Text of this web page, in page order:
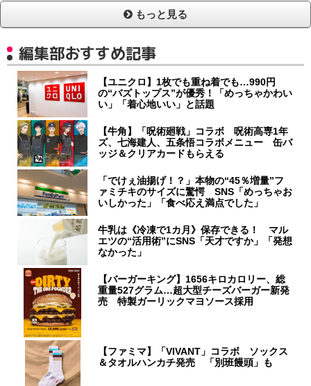
もっと見る
編集部おすすめ記事
【ユニクロ】1枚でも重ね着でも…990円
の“バズトップス”が優秀！「めっちゃかわい
い」「着心地いい」と話題
【牛角】「呪術廻戦」コラボ 呪術高専1年
ズ、七海建人、五条悟コラボメニュー 缶バ
ッジ＆クリアカードもらえる
「でけぇ油揚げ！？」本物の“45％増量”フ
ァミチキのサイズに驚愕 SNS「めっちゃお
いしかった」「食べ応え満点でした」
牛乳は《冷凍で1カ月》保存できる！ マル
エツの“活用術”にSNS「天才ですか」「発想
なかった」
【バーガーキング】1656キロカロリー、総
重量527グラム…超大型チーズバーガー新発
売 特製ガーリックマヨソース採用
【ファミマ】「VIVANT」コラボ ソックス
＆タオルハンカチ発売 「別班饅頭」も